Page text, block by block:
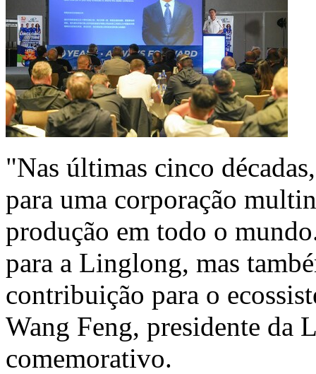
"Nas últimas cinco
para uma corporação
produção em todo o
para a Linglong, mas
contribuição para o
Wang Feng, presidente da
comemorativo.